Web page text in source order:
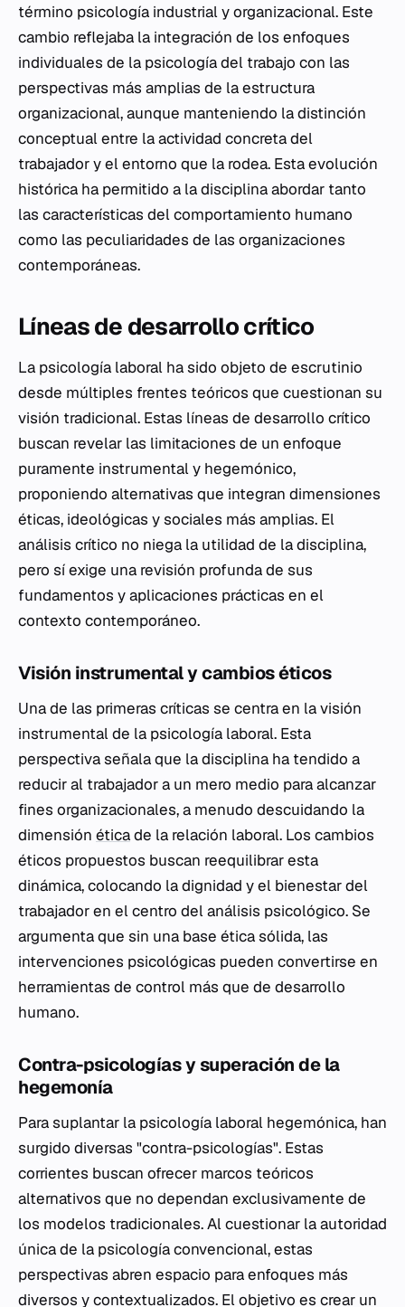
término psicología industrial y organizacional. Este
cambio reflejaba la integración de los enfoques
individuales de la psicología del trabajo con las
perspectivas más amplias de la estructura
organizacional, aunque manteniendo la distinción
conceptual entre la actividad concreta del
trabajador y el entorno que la rodea. Esta evolución
histórica ha permitido a la disciplina abordar tanto
las características del comportamiento humano
como las peculiaridades de las organizaciones
contemporáneas.
Líneas de desarrollo crítico
La psicología laboral ha sido objeto de escrutinio
desde múltiples frentes teóricos que cuestionan su
visión tradicional. Estas líneas de desarrollo crítico
buscan revelar las limitaciones de un enfoque
puramente instrumental y hegemónico,
proponiendo alternativas que integran dimensiones
éticas, ideológicas y sociales más amplias. El
análisis crítico no niega la utilidad de la disciplina,
pero sí exige una revisión profunda de sus
fundamentos y aplicaciones prácticas en el
contexto contemporáneo.
Visión instrumental y cambios éticos
Una de las primeras críticas se centra en la visión
instrumental de la psicología laboral. Esta
perspectiva señala que la disciplina ha tendido a
reducir al trabajador a un mero medio para alcanzar
fines organizacionales, a menudo descuidando la
dimensión éticade la relación laboral. Los cambios
éticos propuestos buscan reequilibrar esta
dinámica, colocando la dignidad y el bienestar del
trabajador en el centro del análisis psicológico. Se
argumenta que sin una base ética sólida, las
intervenciones psicológicas pueden convertirse en
herramientas de control más que de desarrollo
humano.
Contra-psicologías y superación de la
hegemonía
Para suplantar la psicología laboral hegemónica, han
surgido diversas "contra-psicologías". Estas
corrientes buscan ofrecer marcos teóricos
alternativos que no dependan exclusivamente de
los modelos tradicionales. Al cuestionar la autoridad
única de la psicología convencional, estas
perspectivas abren espacio para enfoques más
diversos y contextualizados. El objetivo es crear un